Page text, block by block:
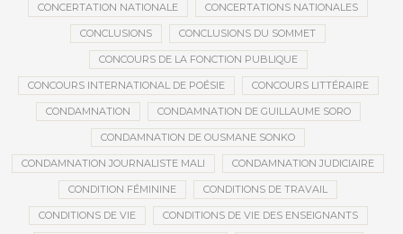
CONCERTATION NATIONALE CONCERTATIONS NATIONALES
CONCLUSIONS CONCLUSIONS DU SOMMET
CONCOURS DE LA FONCTION PUBLIQUE
CONCOURS INTERNATIONAL DE POÉSIE CONCOURS LITTÉRAIRE
CONDAMNATION CONDAMNATION DE GUILLAUME SORO
CONDAMNATION DE OUSMANE SONKO
CONDAMNATION JOURNALISTE MALI CONDAMNATION JUDICIAIRE
CONDITION FÉMININE CONDITIONS DE TRAVAIL
CONDITIONS DE VIE CONDITIONS DE VIE DES ENSEIGNANTS